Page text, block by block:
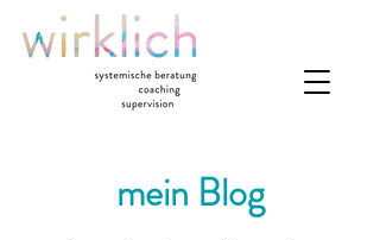
mein Blog